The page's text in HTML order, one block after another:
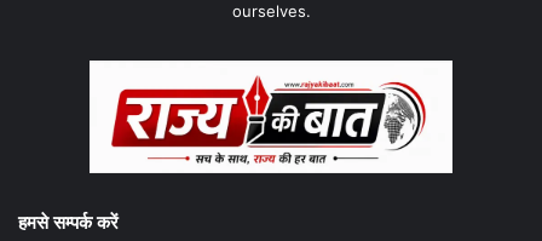
ourselves.
हमसे सम्पर्क करें